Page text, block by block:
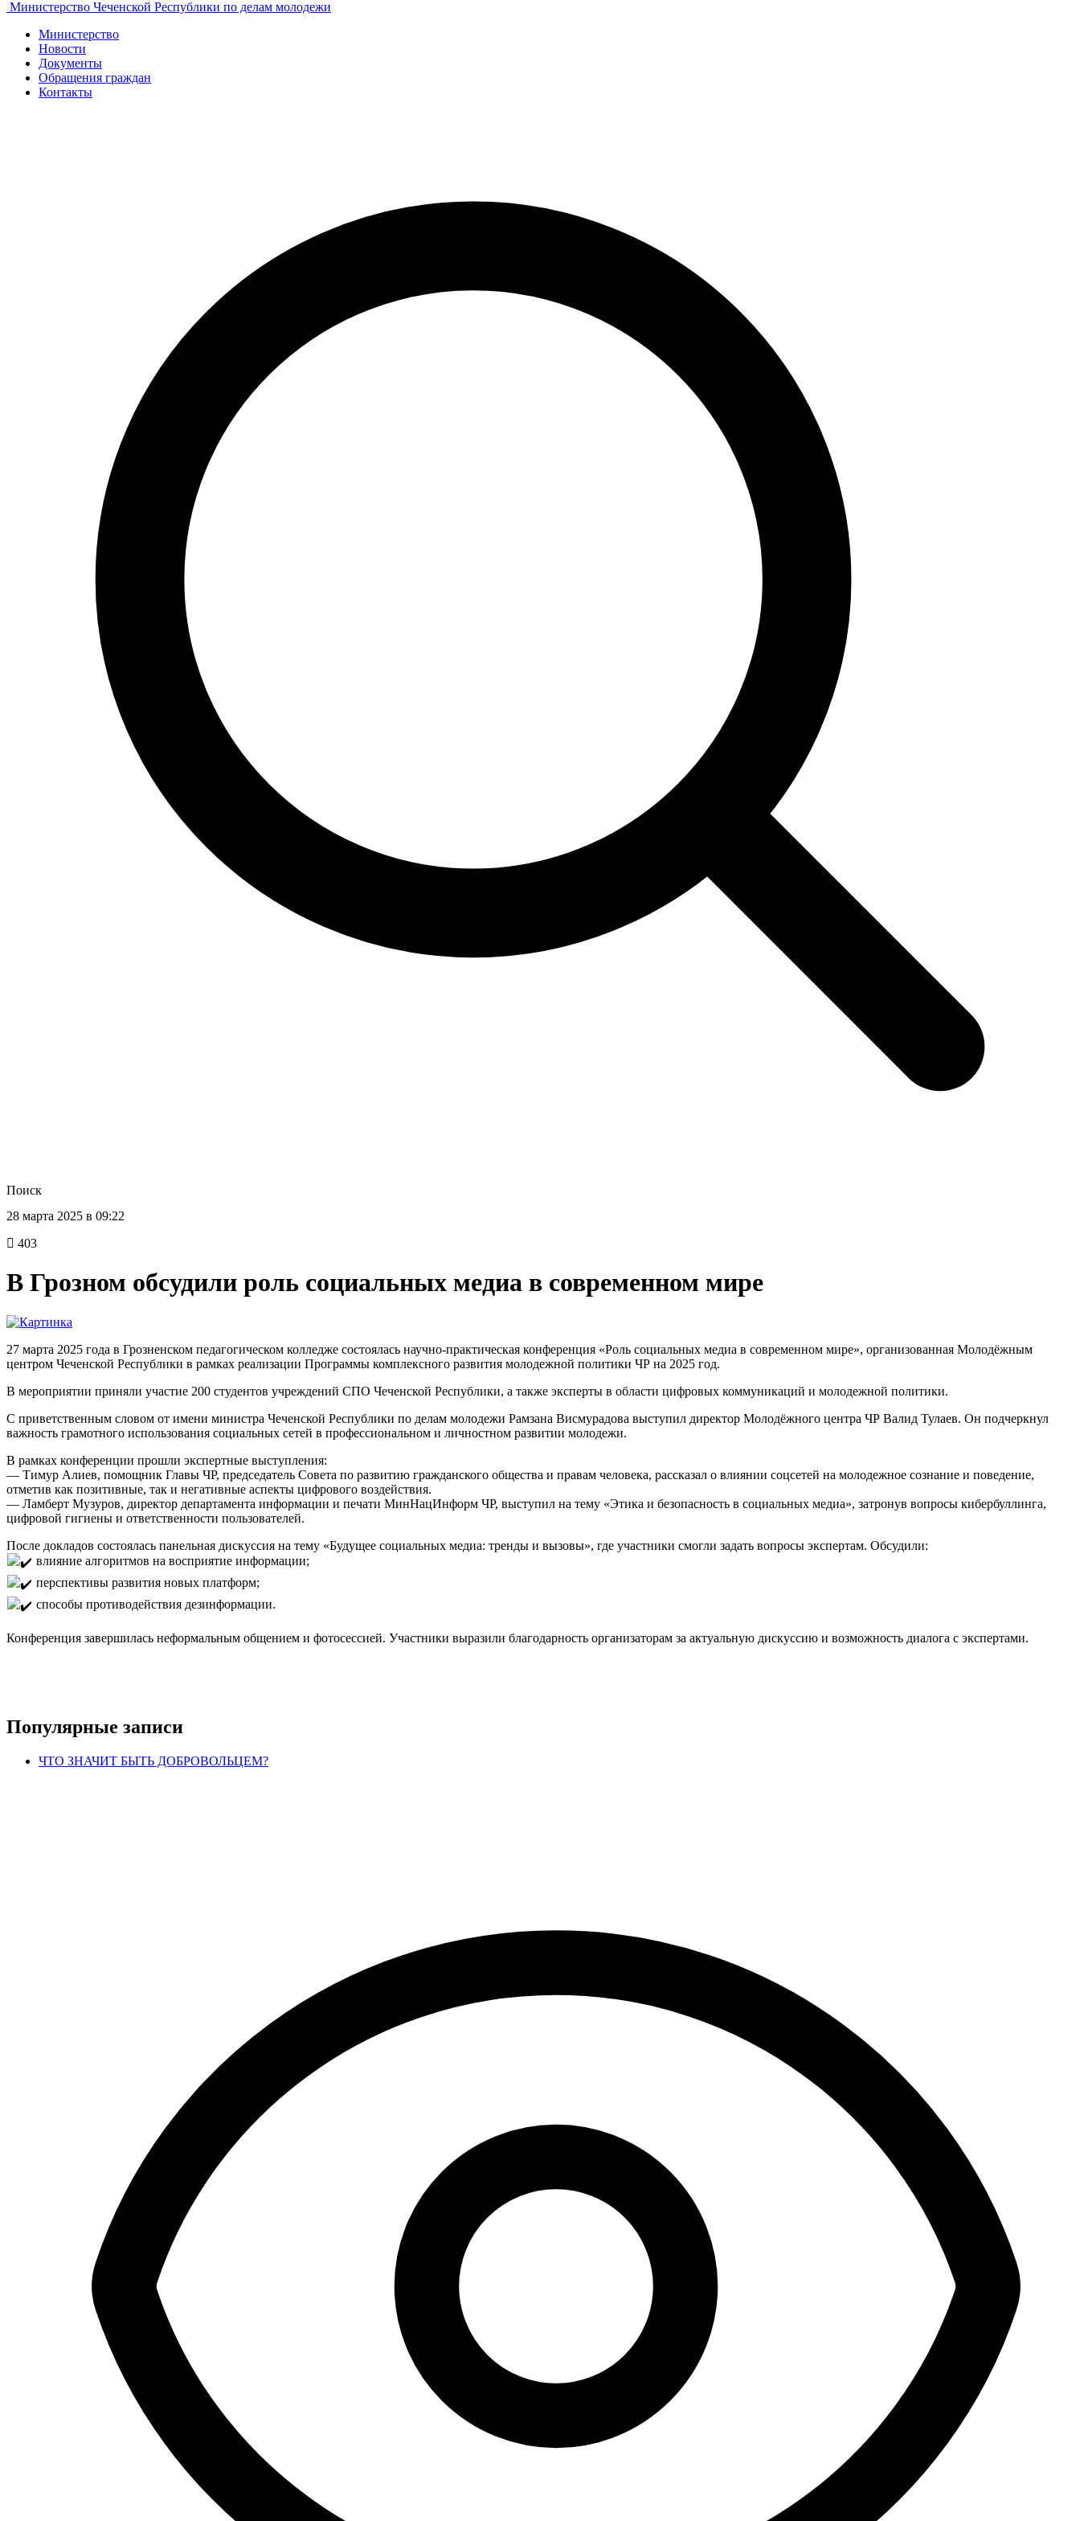
Министерство Чеченской Республики по делам молодежи
Министерство
Новости
Документы
Обращения граждан
Контакты
Поиск
28 марта 2025 в 09:22
403
В Грозном обсудили роль социальных медиа в современном мире
27 марта 2025 года в Грозненском педагогическом колледже состоялась научно-практическая конференция «Роль социальных медиа в современном мире», организованная Молодёжным
центром Чеченской Республики в рамках реализации Программы комплексного развития молодежной политики ЧР на 2025 год.
В мероприятии приняли участие 200 студентов учреждений СПО Чеченской Республики, а также эксперты в области цифровых коммуникаций и молодежной политики.
С приветственным словом от имени министра Чеченской Республики по делам молодежи Рамзана Висмурадова выступил директор Молодёжного центра ЧР Валид Тулаев. Он подчеркнул
важность грамотного использования социальных сетей в профессиональном и личностном развитии молодежи.
В рамках конференции прошли экспертные выступления:
— Тимур Алиев, помощник Главы ЧР, председатель Совета по развитию гражданского общества и правам человека, рассказал о влиянии соцсетей на молодежное сознание и поведение,
отметив как позитивные, так и негативные аспекты цифрового воздействия.
— Ламберт Музуров, директор департамента информации и печати МинНацИнформ ЧР, выступил на тему «Этика и безопасность в социальных медиа», затронув вопросы кибербуллинга,
цифровой гигиены и ответственности пользователей.
После докладов состоялась панельная дискуссия на тему «Будущее социальных медиа: тренды и вызовы», где участники смогли задать вопросы экспертам. Обсудили:
влияние алгоритмов на восприятие информации;
перспективы развития новых платформ;
способы противодействия дезинформации.
Конференция завершилась неформальным общением и фотосессией. Участники выразили благодарность организаторам за актуальную дискуссию и возможность диалога с экспертами.
Популярные записи
ЧТО ЗНАЧИТ БЫТЬ ДОБРОВОЛЬЦЕМ?